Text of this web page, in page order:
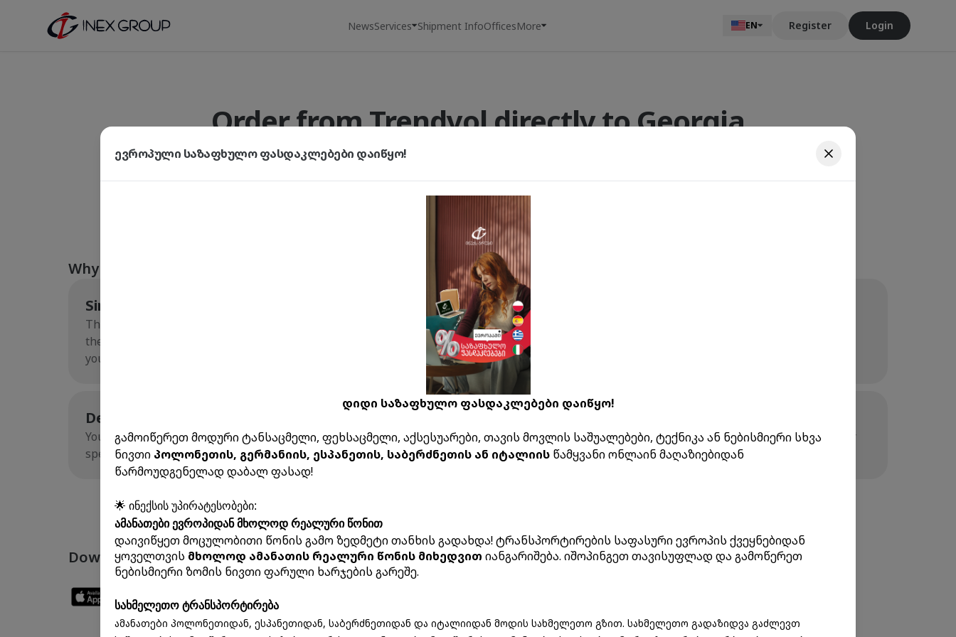
NewsServices Shipment InfoOfficesMore EN Register Login
Order from Trendyol directly to Georgia
Shop on Turkey's largest platform even more easily. The partnership between Inex
Group and Trendyol allows you to receive your purchases directly in Georgia, in any
city or regional center.
Why is ordering from Trendyol with Inex the best choice?
Simplified Addresses
There is no longer a need to manually copy Turkish addresses. On
the Trendyol website or app, you can directly select Inex Group as
your carrier and enter your first name, last name, and room number.
Full Control
You can monitor the movement of your parcels directly on the Inex
Group website in your personal account.
Delivery Throughout Georgia
You will receive your parcels at the Inex Group branch that you have
specified in your personal account.
If you are unable to visit a branch, you can use our internal courier
service and receive your parcel directly at your address.
Download The App And Start Shopping
ევროპული საზაფხულო ფასდაკლებები დაიწყო!
დიდი საზაფხულო ფასდაკლებები დაიწყო!
გამოიწერეთ მოდური ტანსაცმელი, ფეხსაცმელი, აქსესუარები, თავის მოვლის საშუალებები, ტექნიკა ან ნებისმიერი სხვა
ნივთი პოლონეთის, გერმანიის, ესპანეთის, საბერძნეთის ან იტალიის წამყვანი ონლაინ მაღაზიებიდან
წარმოუდგენელად დაბალ ფასად!
🌟 ინექსის უპირატესობები:
ამანათები ევროპიდან მხოლოდ რეალური წონით
დაივიწყეთ მოცულობითი წონის გამო ზედმეტი თანხის გადახდა! ტრანსპორტირების საფასური ევროპის ქვეყნებიდან
ყოველთვის მხოლოდ ამანათის რეალური წონის მიხედვით იანგარიშება. იშოპინგეთ თავისუფლად და გამოწერეთ
ნებისმიერი ზომის ნივთი ფარული ხარჯების გარეშე.
სახმელეთო ტრანსპორტირება
ამანათები პოლონეთიდან, ესპანეთიდან, საბერძნეთიდან და იტალიიდან მოდის სახმელეთო გზით. სახმელეთო გადაზიდვა გაძლევთ